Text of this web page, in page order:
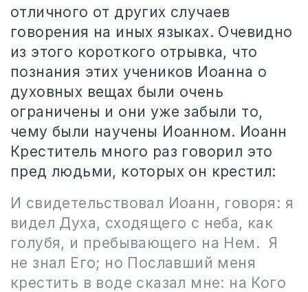
отличного от других случаев
говорения на иных языках. Очевидно
из этого короткого отрывка, что
познания этих учеников Иоанна о
духовных вещах были очень
ограничены и они уже забыли то,
чему были научены Иоанном. Иоанн
Креститель много раз говорил это
пред людьми, которых он крестил:
И свидетельствовал Иоанн, говоря: я
видел Духа, сходящего с неба, как
голубя, и пребывающего на Нем. Я
не знал Его; но Пославший меня
крестить в воде сказал мне: на Кого